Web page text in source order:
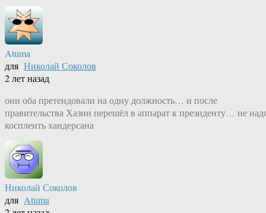
Atuma
для Николай Соколов
2 лет назад
они оба претендовали на одну должность… и после
правительства Хазин перешёл в аппарат к президенту… не
косплеить хандерсана
Николай Соколов
для Atuma